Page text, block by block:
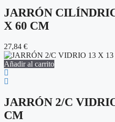
JARRÓN
X 60 CM
27,84 €
Añadir al carrito
JARRÓN 2/C
CM